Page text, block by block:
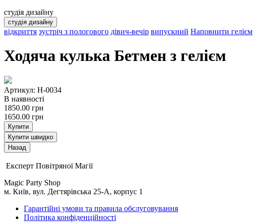
студія дизайну
студія дизайну
відкриття зустріч з пологового дівич-вечір випускний Наповнити гелієм
Ходяча кулька Бетмен з гелієм
Артикул: H-0034
В наявності
1850.00 грн
1650.00 грн
Купити
Купити швидко
Експерт Повітряної Магії
Magic Party Shop
м. Київ, вул. Дегтярівська 25-А, корпус 1
Гарантійні умови та правила обслуговування
Політика конфіденційності